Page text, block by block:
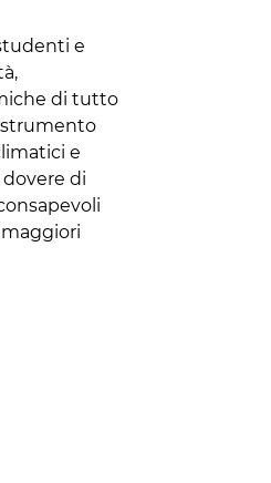
e
di tutto
strumento
e
di